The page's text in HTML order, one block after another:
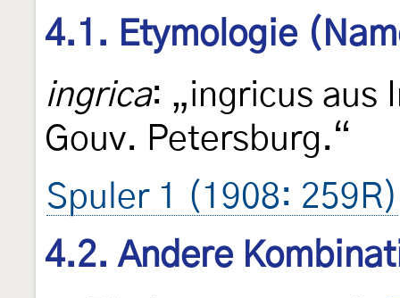
4.1. Etymologie
ingrica: „ingricus aus
Gouv. Petersburg.“
Spuler 1 (1908: 259R)
4.2. Andere